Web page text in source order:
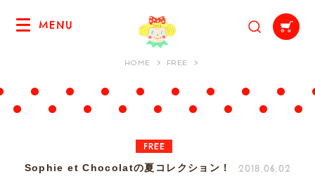
MENU
HOME FREE
FREE
Sophie et Chocolatの夏コレクション！ 2018.06.02